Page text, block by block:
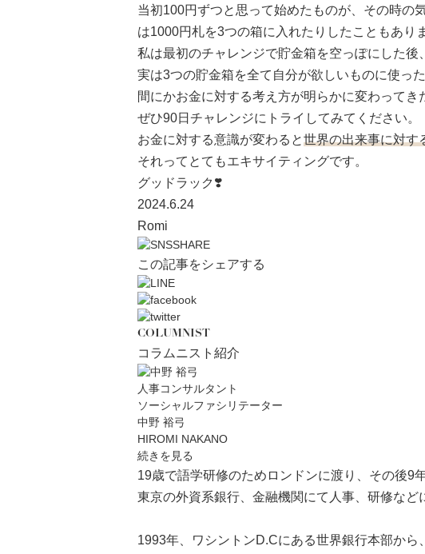
当初100円ずつと思って始めたものが、その時の
は1000円札を3つの箱に入れたりしたこともあり
私は最初のチャレンジで貯金箱を空っぽにした後
実は3つの貯金箱を全て自分が欲しいものに使っ
間にかお金に対する考え方が明らかに変わってき
ぜひ90日チャレンジにトライしてみてください。
お金に対する意識が変わると世界の出来事に対す
それってとてもエキサイティングです。
グッドラック❣️
2024.6.24
Romi
この記事をシェアする
COLUMNIST
コラムニスト紹介
人事コンサルタント
ソーシャルファシリテーター
中野 裕弓
HIROMI NAKANO
続きを見る
19歳で語学研修のためロンドンに渡り、その後9
東京の外資系銀行、金融機関にて人事、研修など
1993年、ワシントンD.Cにある世界銀行本部か